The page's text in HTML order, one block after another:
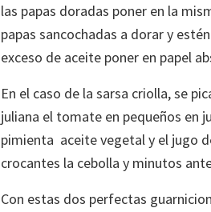
las papas doradas poner en la
papas sancochadas a dorar y
exceso de aceite poner en papel
En el caso de la sarsa criolla, se
juliana el tomate en pequeños en
pimienta aceite vegetal y el jugo
crocantes la cebolla y minutos
Con estas dos perfectas